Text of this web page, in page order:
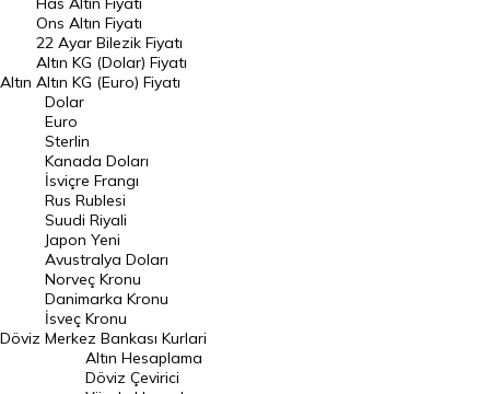
Döviz Kuru
Dolar Kuru
Euro Kuru
Pound Kuru
Frank Kuru
Riyal Kuru
Avustralya Doları
Danimarka Kronu Kuru
Kanada Doları Kuru
Norveç Kronu Kuru
İsveç Kronu Kuru
Altın
Ons Altın Fiyatı
22 Ayar Bilezik Fiyatı
Altın KG (Dolar) Fiyatı
Altın KG (Euro) Fiyatı
Döviz
Dolar
Euro
Sterlin
Kanada Doları
İsviçre Frangı
Rus Rublesi
Suudi Riyali
Japon Yeni
Avustralya Doları
Norveç Kronu
Danimarka Kronu
İsveç Kronu
Merkez Bankası Kurlari
Altın Hesaplama
Döviz Çevirici